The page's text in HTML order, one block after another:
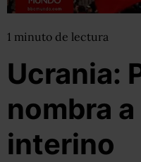
1 minuto de lectura
Ucrania:
nombra
interino